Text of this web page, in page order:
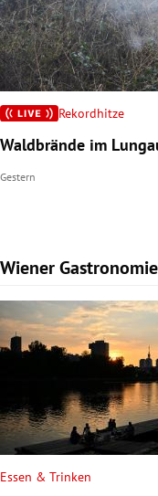
Rekordhitze
Waldbrände im
Gestern
Wiener Gastronomie
Slide 1 von 15
Essen & Trinken